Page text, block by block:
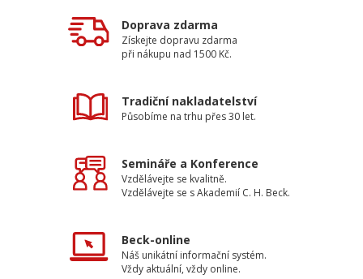
Doprava zdarma
Získejte dopravu zdarma
při nákupu nad 1500 Kč.
Tradiční nakladatelství
Působíme na trhu přes 30 let.
Semináře a Konference
Vzdělávejte se kvalitně.
Vzdělávejte se s Akademií C. H. Beck.
Beck-online
Náš unikátní informační systém.
Vždy aktuální, vždy online.